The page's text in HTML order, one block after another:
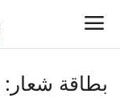
بطاقة شعار: